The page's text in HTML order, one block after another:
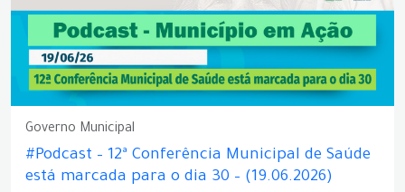
Governo Municipal
#Podcast – 12ª Conferência Municipal de Saúde
está marcada para o dia 30 – (19.06.2026)